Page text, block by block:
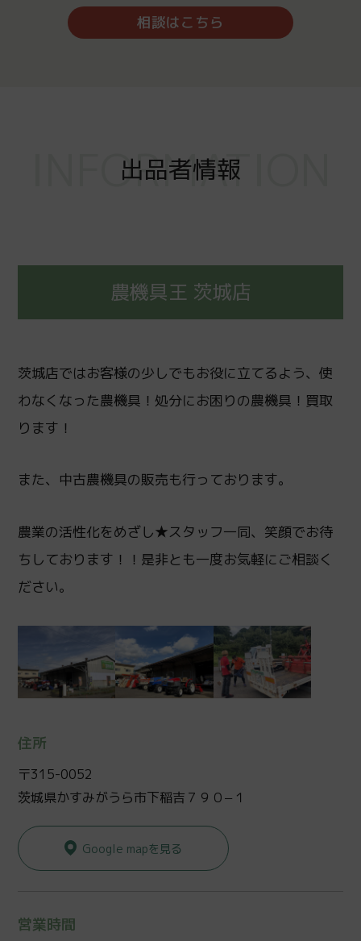
相談はこちら
出品者情報
INFORMATION
農機具王 茨城店
茨城店ではお客様の少しでもお役に立てるよう、使
わなくなった農機具！処分にお困りの農機具！買取
ります！
また、中古農機具の販売も行っております。
農業の活性化をめざし★スタッフ一同、笑顔でお待
ちしております！！是非とも一度お気軽にご相談く
ださい。
住所
〒315-0052
茨城県かすみがうら市下稲吉７９０−１
Google mapを見る
営業時間